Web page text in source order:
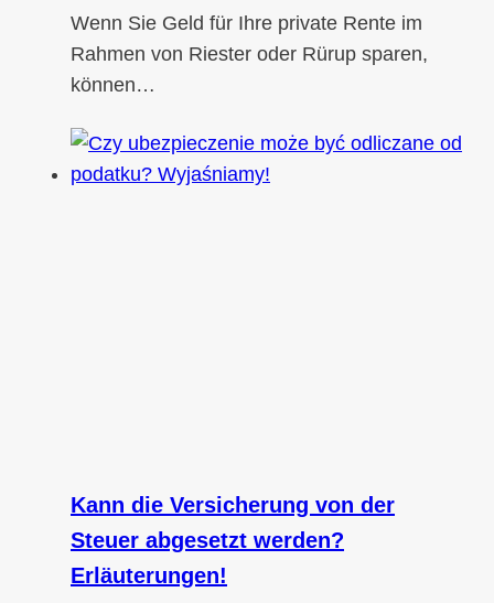
Wenn Sie Geld für Ihre private Rente im
Rahmen von Riester oder Rürup sparen,
können…
Kann die Versicherung von der
Steuer abgesetzt werden?
Erläuterungen!